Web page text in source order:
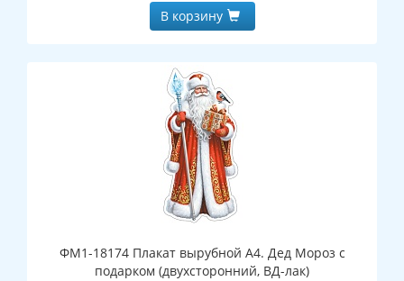
В корзину
ФМ1-18174 Плакат вырубной А4. Дед Мороз с
подарком (двухсторонний, ВД-лак)